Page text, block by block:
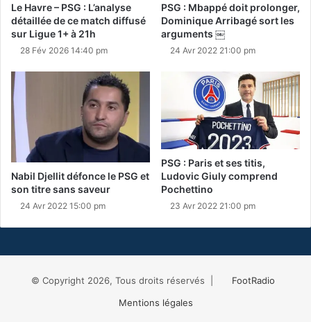
Le Havre – PSG : L’analyse
détaillée de ce match diffusé
sur Ligue 1+ à 21h
28 Fév 2026 14:40 pm
PSG : Mbappé doit prolonger,
Dominique Arribagé sort les
arguments ￼
24 Avr 2022 21:00 pm
Nabil Djellit défonce le PSG et
son titre sans saveur
24 Avr 2022 15:00 pm
PSG : Paris et ses titis,
Ludovic Giuly comprend
Pochettino
23 Avr 2022 21:00 pm
© Copyright 2026, Tous droits réservés |
FootRadio
Mentions légales